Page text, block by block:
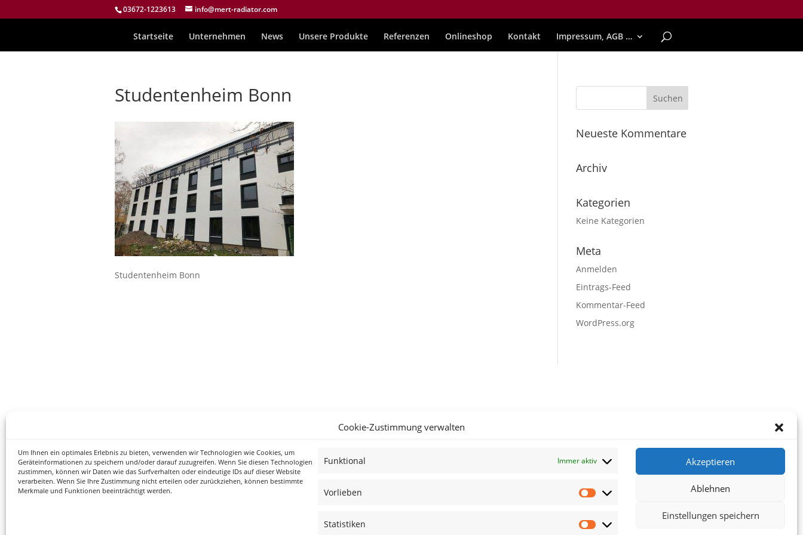
Cookie-Zustimmung verwalten
Um Ihnen ein optimales Erlebnis zu bieten, verwenden wir Technologien wie Cookies, um
Geräteinformationen zu speichern und/oder darauf zuzugreifen. Wenn Sie diesen Technologien
zustimmen, können wir Daten wie das Surfverhalten oder eindeutige IDs auf dieser Website
verarbeiten. Wenn Sie Ihre Zustimmung nicht erteilen oder zurückziehen, können bestimmte
Merkmale und Funktionen beeinträchtigt werden.
Funktional Immer aktiv
Vorlieben
Vorlieben
Statistiken
Statistiken
Akzeptieren
Ablehnen
Einstellungen speichern
03672-1223613 info@mert-radiator.com
Startseite Unternehmen News Unsere Produkte Referenzen Onlineshop Kontakt Impressum, AGB …
Studentenheim Bonn
Studentenheim Bonn
Neueste Kommentare
Archiv
Kategorien
Keine Kategorien
Meta
Anmelden
Eintrags-Feed
Kommentar-Feed
WordPress.org